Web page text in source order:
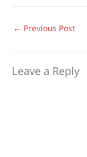
← Previous Post
Leave a Reply